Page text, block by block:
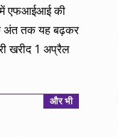
में एफआईआई की
अंत तक यह बढ़कर
खरीद 1 अप्रैल
और भी